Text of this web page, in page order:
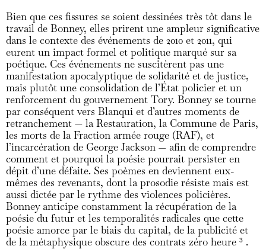
Bien que ces fissures se soient dessinées très tôt dans le
travail de Bonney, elles prirent une ampleur significative
dans le contexte des événements de 2010 et 2011, qui
eurent un impact formel et politique marqué sur sa
poétique. Ces événements ne suscitèrent pas une
manifestation apocalyptique de solidarité et de justice,
mais plutôt une consolidation de l’État policier et un
renforcement du gouvernement Tory. Bonney se tourne
par conséquent vers Blanqui et d’autres moments de
retranchement — la Restauration, la Commune de Paris,
les morts de la Fraction armée rouge (RAF), et
l’incarcération de George Jackson — afin de comprendre
comment et pourquoi la poésie pourrait persister en
dépit d’une défaite. Ses poèmes en deviennent eux-
mêmes des revenants, dont la prosodie résiste mais est
aussi dictée par le rythme des violences policières.
Bonney anticipe constamment la récupération de la
poésie du futur et les temporalités radicales que cette
poésie amorce par le biais du capital, de la publicité et
de la métaphysique obscure des contrats zéro heure 3 .